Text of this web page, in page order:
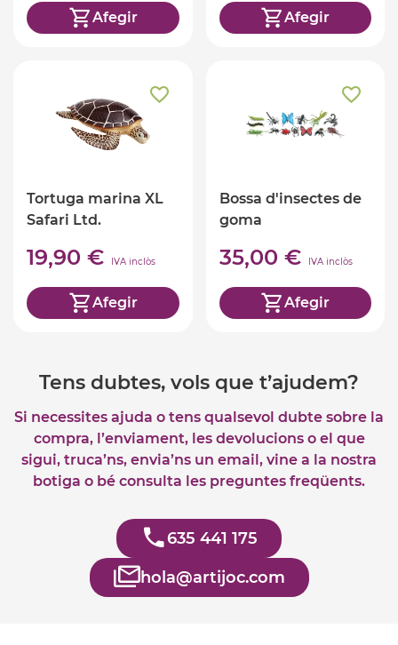
Afegir Afegir
Tortuga marina XL
Safari Ltd.
19,90 € IVA inclòs
Afegir
Bossa d'insectes de
goma
35,00 € IVA inclòs
Afegir
Tens dubtes, vols que t’ajudem?
Si necessites ajuda o tens qualsevol dubte sobre la
compra, l’enviament, les devolucions o el que
sigui, truca’ns, envia’ns un email, vine a la nostra
botiga o bé consulta les preguntes freqüents.
635 441 175
hola@artijoc.com